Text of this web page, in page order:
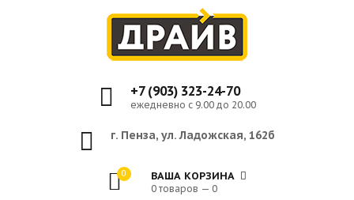
+7 (903) 323-24-70
ежедневно с 9.00 до 20.00
г. Пенза, ул. Ладожская, 162б
0 ВАША КОРЗИНА
0 товаров — 0